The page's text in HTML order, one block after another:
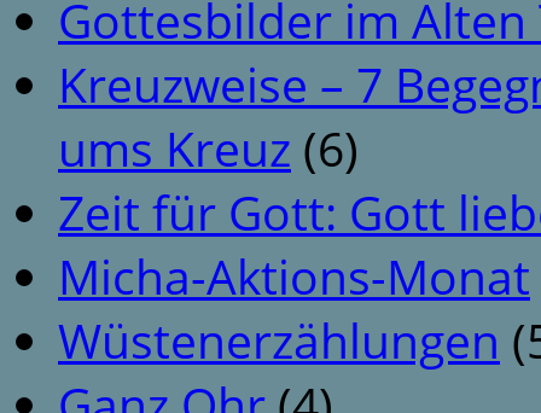
Gottesbilder im
Kreuzweise – 7
ums Kreuz (6)
Zeit für Gott: Gott
Micha-Aktions-Monat
Wüstenerzählungen